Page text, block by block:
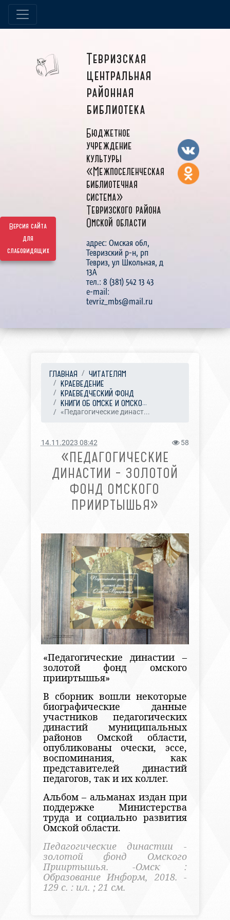
Версия сайта
для
слабовидящих
Тевризская
центральная
районная
библиотека
Бюджетное
учреждение
культуры
«Межпоселенческая
библиотечная
система»
Тевризского района
Омской области
адрес: Омская обл,
Тевризский р-н, рп
Тевриз, ул Школьная, д
13А
тел.: 8 (381) 542 13 43
e-mail:
tevriz_mbs@mail.ru
ГЛАВНАЯ
ЧИТАТЕЛЯМ
КРАЕВЕДЕНИЕ
КРАЕВЕДЧЕСКИЙ ФОНД
КНИГИ ОБ ОМСКЕ И ОМСКО...
«Педагогические династ...
14.11.2023 08:42 58
«ПЕДАГОГИЧЕСКИЕ
ДИНАСТИИ – ЗОЛОТОЙ
ФОНД ОМСКОГО
ПРИИРТЫШЬЯ»
«Педагогические династии –
золотой фонд омского
прииртышья»
В сборник вошли некоторые
биографические данные
участников педагогических
династий муниципальных
районов Омской области,
опубликованы очески, эссе,
воспоминания, как
представителей династий
педагогов, так и их коллег.
Альбом – альманах издан при
поддержке Министерства
труда и социально развития
Омской области.
Педагогические династии -
золотой фонд Омского
Прииртышья. -Омск :
Образование Информ, 2018. -
129 с. : ил. ; 21 см.